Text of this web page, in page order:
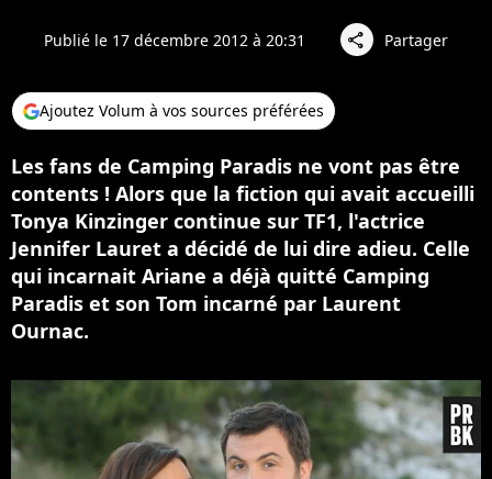
Publié le 17 décembre 2012 à 20:31 share Partager
Ajoutez Volum à vos sources préférées
Les fans de Camping Paradis ne vont pas être
contents ! Alors que la fiction qui avait accueilli
Tonya Kinzinger continue sur TF1, l'actrice
Jennifer Lauret a décidé de lui dire adieu. Celle
qui incarnait Ariane a déjà quitté Camping
Paradis et son Tom incarné par Laurent
Ournac.